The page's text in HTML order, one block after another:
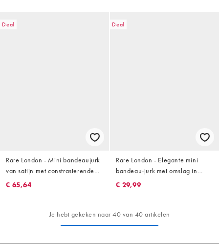
Deal
Rare London - Mini bandeaujurk
van satijn met constrasterende
ruchezoom in zwart en wit
€ 65,64
Deal
Rare London - Elegante mini
bandeau-jurk met omslag in
botergeel
€ 29,99
Je hebt gekeken naar 40 van 40 artikelen